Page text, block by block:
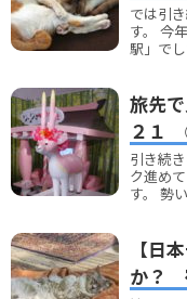
では引
す。 今
駅」で
旅先
２
引き続
ク進め
す。 勢
【日
か？